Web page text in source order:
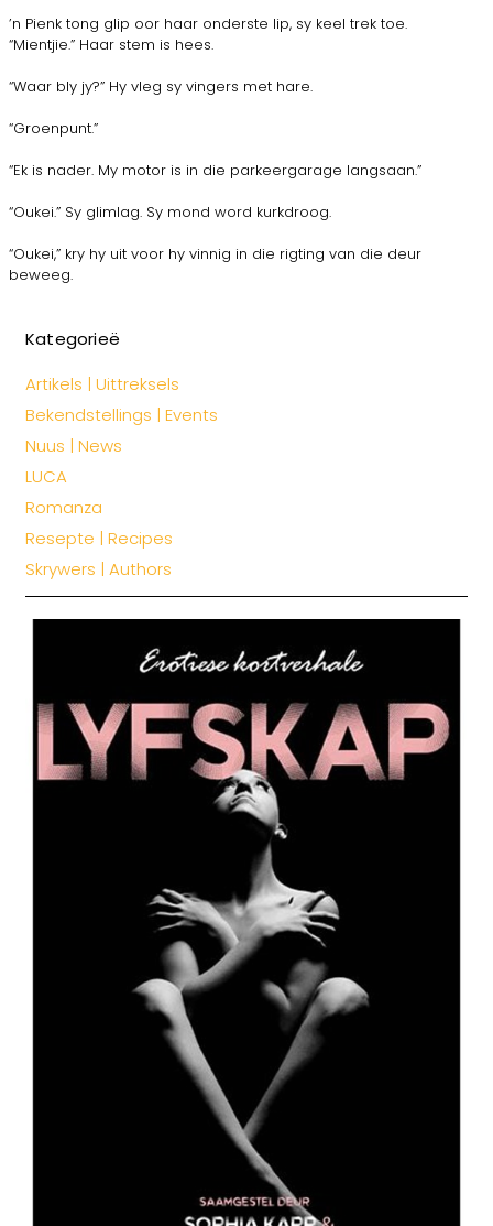
’n Pienk tong glip oor haar onderste lip, sy keel trek toe.
“Mientjie.” Haar stem is hees.
“Waar bly jy?” Hy vleg sy vingers met hare.
“Groenpunt.”
“Ek is nader. My motor is in die parkeergarage langsaan.”
“Oukei.” Sy glimlag. Sy mond word kurkdroog.
“Oukei,” kry hy uit voor hy vinnig in die rigting van die deur
beweeg.
Kategorieë
Artikels | Uittreksels
Bekendstellings | Events
Nuus | News
LUCA
Romanza
Resepte | Recipes
Skrywers | Authors